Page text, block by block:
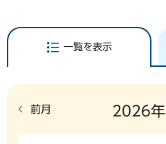
一覧を表示
2026年
前月